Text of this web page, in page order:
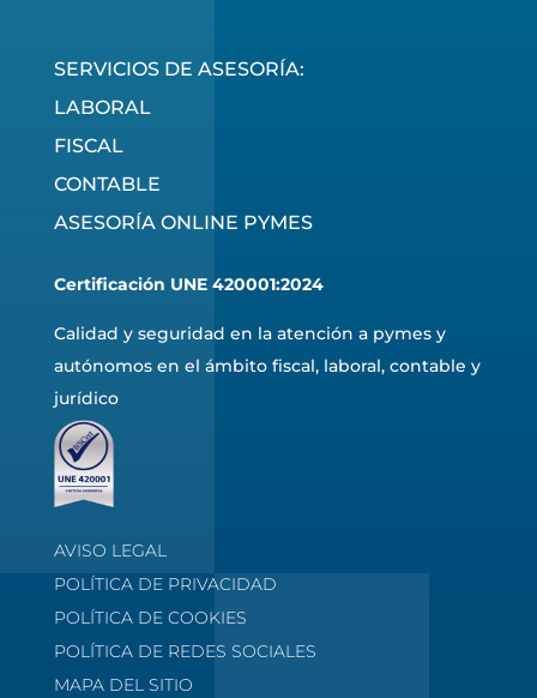
SERVICIOS DE ASESORÍA:
LABORAL
FISCAL
CONTABLE
ASESORÍA ONLINE PYMES
Certificación UNE 420001:2024
Calidad y seguridad en la atención a pymes y
autónomos en el ámbito fiscal, laboral, contable y
jurídico
AVISO LEGAL
POLÍTICA DE PRIVACIDAD
POLÍTICA DE COOKIES
POLÍTICA DE REDES SOCIALES
MAPA DEL SITIO